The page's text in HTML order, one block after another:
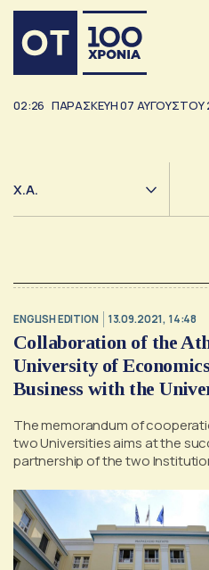
02:26 ΠΑΡΑΣΚΕΥΗ07 ΑΥΓΟΥΣΤΟΥ
Χ.Α.
ENGLISH EDITION 13.09.2021, 14:48
Collaboration of the
University of
Business with the
The memorandum of
two Universities aims at the
partnership of the two